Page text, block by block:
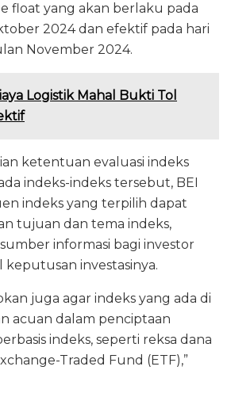
float yang akan berlaku pada
2024 dan efektif pada hari
November 2024.
Logistik Mahal Bukti Tol
ketentuan evaluasi indeks
indeks-indeks tersebut, BEI
indeks yang terpilih dapat
tujuan dan tema indeks,
informasi bagi investor
investasinya.
juga agar indeks yang ada di
acuan dalam penciptaan
indeks, seperti reksa dana
Traded Fund (ETF),”